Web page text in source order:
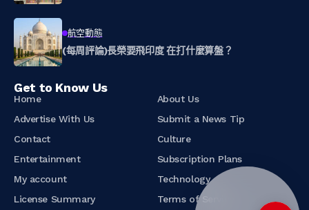
航空動態
(每周評論)長榮要飛印度 在打什麼算盤？
Get to Know Us
Home
About Us
Advertise With Us
Submit a News Tip
Contact
Culture
Entertainment
Subscription Plans
My account
Technology
License Summary
Terms of Service